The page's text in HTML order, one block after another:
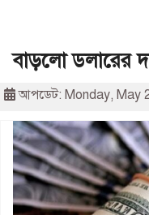
বাড়লো ডলারের
আপডেট: Monday, May